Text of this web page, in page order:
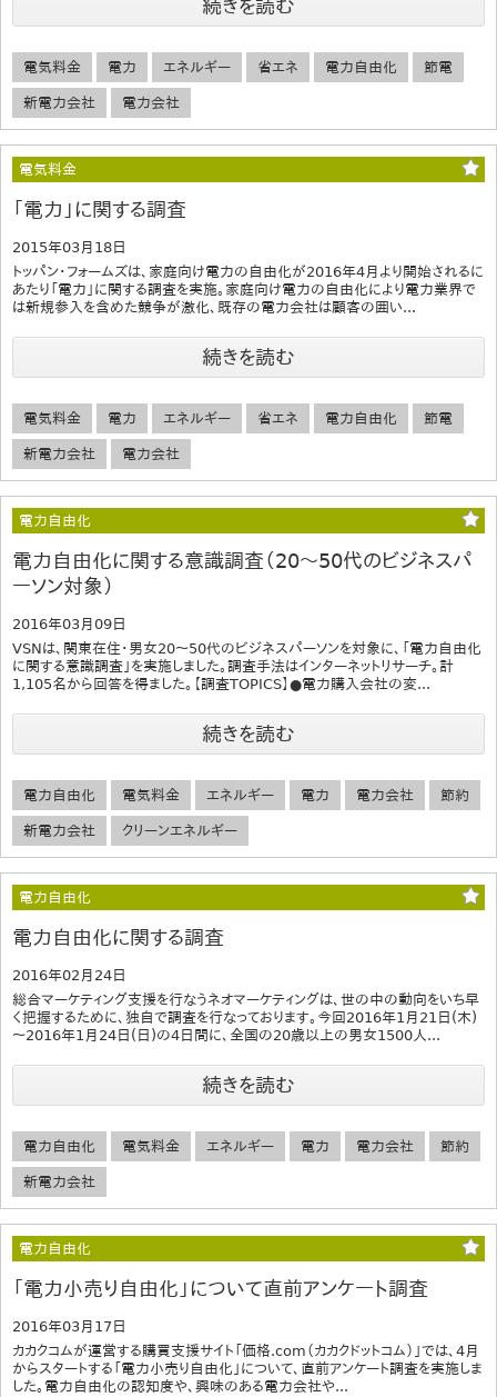
続きを読む
電気料金 電力 エネルギー 省エネ 電力自由化 節電
新電力会社 電力会社
電気料金
「電力」に関する調査
2015年03月18日
トッパン・フォームズは、家庭向け電力の自由化が2016年4月より開始されるに
あたり「電力」に関する調査を実施。家庭向け電力の自由化により電力業界で
は新規参入を含めた競争が激化、既存の電力会社は顧客の囲い...
続きを読む
電気料金 電力 エネルギー 省エネ 電力自由化 節電
新電力会社 電力会社
電力自由化
電力自由化に関する意識調査（20〜50代のビジネスパ
ーソン対象）
2016年03月09日
VSNは、関東在住・男女20～50代のビジネスパーソンを対象に、「電力自由化
に関する意識調査」を実施しました。調査手法はインターネットリサーチ。計
1,105名から回答を得ました。【調査TOPICS】●電力購入会社の変...
続きを読む
電力自由化 電気料金 エネルギー 電力 電力会社 節約
新電力会社 クリーンエネルギー
電力自由化
電力自由化に関する調査
2016年02月24日
総合マーケティング支援を行なうネオマーケティングは、世の中の動向をいち早
く把握するために、独自で調査を行なっております。今回2016年1月21日(木)
～2016年1月24日(日)の4日間に、全国の20歳以上の男女1500人...
続きを読む
電力自由化 電気料金 エネルギー 電力 電力会社 節約
新電力会社
電力自由化
「電力小売り自由化」について直前アンケート調査
2016年03月17日
カカクコムが運営する購買支援サイト「価格.com（カカクドットコム）」では、4月
からスタートする「電力小売り自由化」について、直前アンケート調査を実施しま
した。電力自由化の認知度や、興味のある電力会社や...